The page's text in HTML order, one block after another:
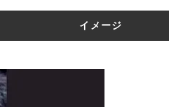
イメージ